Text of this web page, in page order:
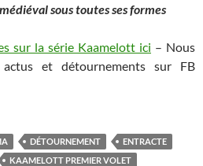
sous toutes ses formes
sur la série Kaamelott ici – Nous
actus et détournements sur FB
DÉTOURNEMENT
ENTRACTE
KAAMELOTT PREMIER VOLET